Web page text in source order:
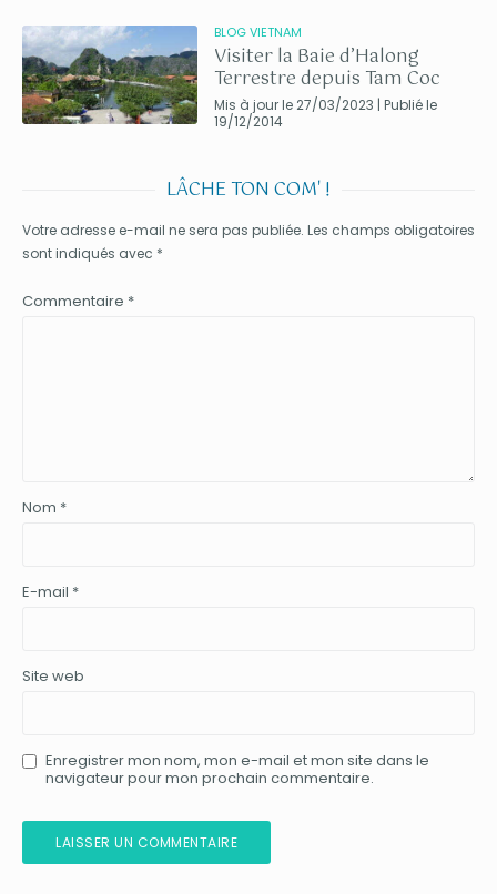
BLOG VIETNAM
Visiter la Baie d’Halong
Terrestre depuis Tam Coc
Mis à jour le 27/03/2023 | Publié le
19/12/2014
LÂCHE TON COM' !
Votre adresse e-mail ne sera pas publiée. Les champs obligatoires
sont indiqués avec *
Commentaire *
Nom *
E-mail *
Site web
Enregistrer mon nom, mon e-mail et mon site dans le
navigateur pour mon prochain commentaire.